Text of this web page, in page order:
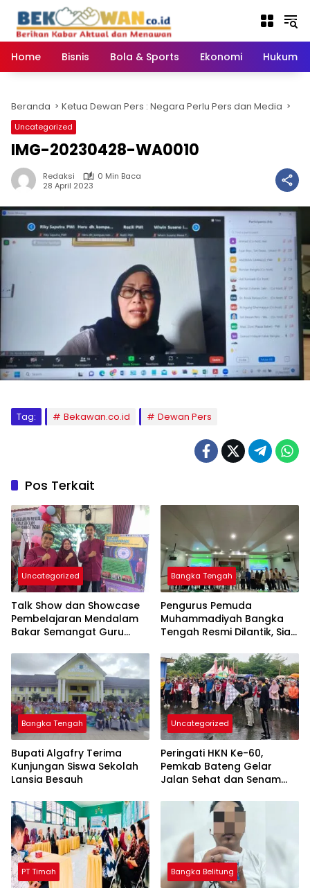
konten
Home
Bisnis Bola & Sports Ekonomi Hukum
Beranda Ketua Dewan Pers : Negara Perlu Pers dan Media
Uncategorized
IMG-20230428-WA0010
Redaksi
0 Min Baca
28 April 2023
Tag: Bekawan.co.id Dewan Pers
Pos Terkait
Uncategorized
Talk Show dan Showcase
Pembelajaran Mendalam
Bakar Semangat Guru
Inovasi di Kelas
Bangka Tengah
Pengurus Pemuda
Muhammadiyah Bangka
Tengah Resmi Dilantik, Siap
Pembangunan Daerah
Bangka Tengah
Bupati Algafry Terima
Kunjungan Siswa Sekolah
Lansia Besauh
Uncategorized
Peringati HKN Ke-60,
Pemkab Bateng Gelar
Jalan Sehat dan Senam
PT Timah Bangka Belitung